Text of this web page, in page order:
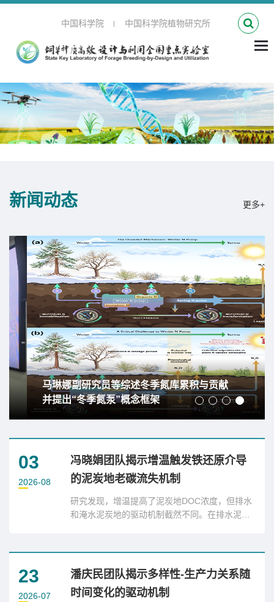
中国科学院 | 中国科学院植物研究所
新闻动态 更多+
马琳娜副研究员等综述冬季氮库累积与贡献
并提出“冬季氮泵”概念框架
03
2026-08
冯晓娟团队揭示增温触发铁还原介导
的泥炭地老碳流失机制
研究发现，增温提高了泥炭地DOC浓度，但排水
和淹水泥炭地的驱动机制截然不同。在排水泥炭
集，表明植物新碳输入是DOC增加的主要原因。
而在淹水泥炭地中，增温释放了年龄较老（14C
平均年龄890年）、富含脂质的DOM，并显著增
加了表层土壤孔隙水亚铁离子浓度和土壤铁还原
23
2026-07
潘庆民团队揭示多样性-生产力关系随
时间变化的驱动机制